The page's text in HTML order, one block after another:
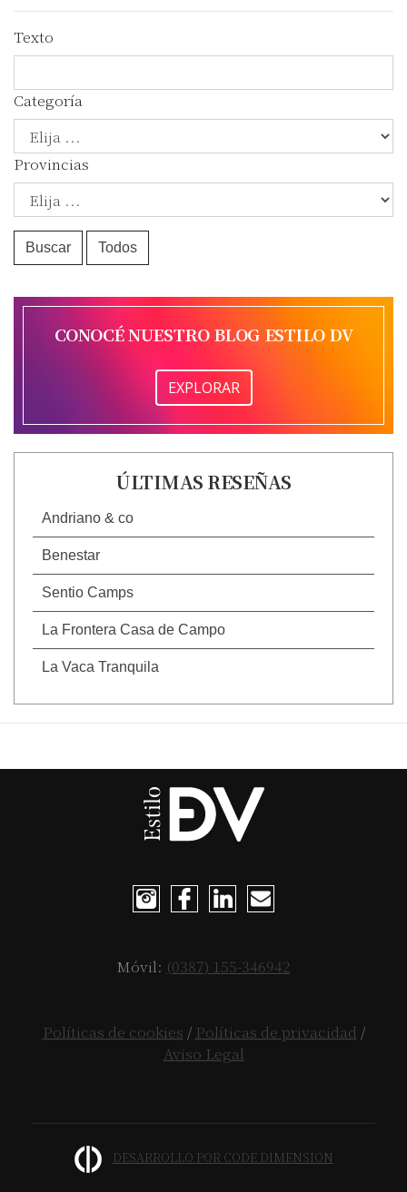
Texto
Categoría
Provincias
Buscar Todos
CONOCÉ NUESTRO BLOG ESTILO DV
EXPLORAR
ÚLTIMAS RESEÑAS
Andriano & co
Benestar
Sentio Camps
La Frontera Casa de Campo
La Vaca Tranquila
Móvil: (0387) 155-346942
Políticas de cookies / Políticas de privacidad /
Aviso Legal
DESARROLLO POR CODE DIMENSION